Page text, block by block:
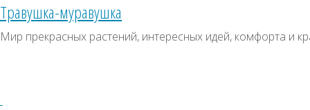
Травушка-муравушка
Мир прекрасных растений, интересных идей, комфорта и
Кипарис
Кашмирский
Купить
Искать:
СКИДКИ, АКЦИИ
Архивы